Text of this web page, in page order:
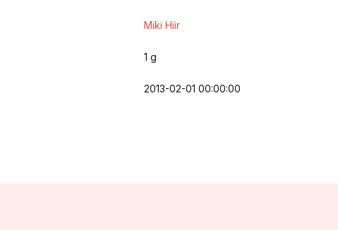
Miki Hiir
1 g
2013-02-01 00:00:00